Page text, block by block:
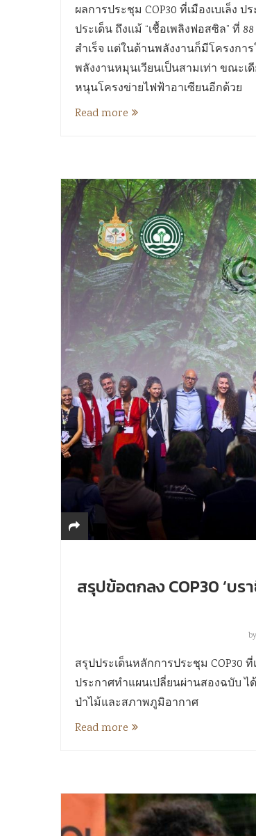
ผลการประชุม COP30 ที่เมืองเบเล็ง
ประเด็น ถึงแม้ “เชื้อเพลิงฟอสซิล” ที่
สำเร็จ แต่ในด้านพลังงานก็มีโครงกา
พลังงานหมุนเวียนเป็นสามเท่า ขณะเ
หนุนโครงข่ายไฟฟ้าอาเซียนอีกด้วย
Read more
สรุปข้อตกลง COP30 ‘บ
by
สรุปประเด็นหลักการประชุม COP30
ประกาศทำแผนเปลี่ยนผ่านสองฉบับ
ป่าไม้และสภาพภูมิอากาศ
Read more